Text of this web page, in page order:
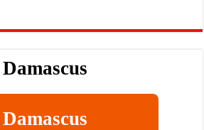
Damascus
Damascus